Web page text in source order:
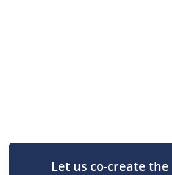
Let us co-create